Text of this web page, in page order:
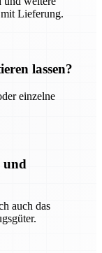
Lieferung.
lassen?
einzelne
und
auch das